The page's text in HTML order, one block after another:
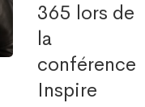
365 lors de
la
conférence
Inspire